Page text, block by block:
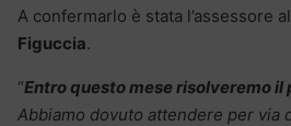
A confermarlo è stata l’assessore
Figuccia.
“Entro questo mese risolveremo il
Abbiamo dovuto attendere per via